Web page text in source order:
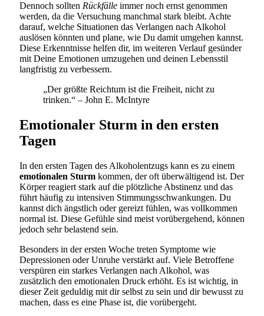
Dennoch sollten Rückfälle immer noch ernst genommen
werden, da die Versuchung manchmal stark bleibt. Achte
darauf, welche Situationen das Verlangen nach Alkohol
auslösen könnten und plane, wie Du damit umgehen kannst.
Diese Erkenntnisse helfen dir, im weiteren Verlauf gesünder
mit Deine Emotionen umzugehen und deinen Lebensstil
langfristig zu verbessern.
„Der größte Reichtum ist die Freiheit, nicht zu
trinken.“ – John E. McIntyre
Emotionaler Sturm in den ersten
Tagen
In den ersten Tagen des Alkoholentzugs kann es zu einem
emotionalen Sturm kommen, der oft überwältigend ist. Der
Körper reagiert stark auf die plötzliche Abstinenz und das
führt häufig zu intensiven Stimmungsschwankungen. Du
kannst dich ängstlich oder gereizt fühlen, was vollkommen
normal ist. Diese Gefühle sind meist vorübergehend, können
jedoch sehr belastend sein.
Besonders in der ersten Woche treten Symptome wie
Depressionen oder Unruhe verstärkt auf. Viele Betroffene
verspüren ein starkes Verlangen nach Alkohol, was
zusätzlich den emotionalen Druck erhöht. Es ist wichtig, in
dieser Zeit geduldig mit dir selbst zu sein und dir bewusst zu
machen, dass es eine Phase ist, die vorübergeht.